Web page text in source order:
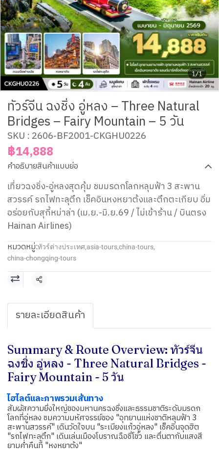
1/1
ทัวร์จีน ฉงชิ่ง อู่หลง – Three Natural
Bridges – Fairy Mountain – 5 วัน
SKU : 2606-BF2001-CKGHU0226
฿14,888
คำอธิบายสินค้าแบบย่อ
เที่ยวฉงชิ่ง-อู่หลงสุดคุ้ม ชมมรดกโลกหลุมฟ้า 3 สะพาน
สวรรค์ รถไฟทะลุตึก เช็คอินหงหยาต้งและตึกตะเกียบ อิ่ม
อร่อยกับสุกี้หม่าล่า (เม.ย.-มิ.ย.69 / ไม่เข้าร้าน / บินตรง
Hainan Airlines)
หมวดหมู่:ทัวร์ต่างประเทศ,asia-tours,china-tours,
china-chongqing-tours
แชร์
รายละเอียดสินค้า
Summary & Route Overview: ทัวร์จีน
ฉงชิ่ง อู่หลง - Three Natural Bridges -
Fairy Mountain - 5 วัน
ไฮไลต์และภาพรวมเส้นทาง
สัมผัสความยิ่งใหญ่ของมหานครฉงชิ่งและธรรมชาติระดับมรดก
โลกที่อู่หลง ชมความมหัศจรรย์ของ "อุทยานแห่งชาติหลุมฟ้า 3
สะพานสวรรค์" เดินวัดใจบน "ระเบียงแก้วอู่หลง" เช็คอินจุดฮิต
"รถไฟทะลุตึก" เดินเล่นเมืองโบราณฉือชี่โข่ว และตื่นตากับแสงสี
ยามค่ำคืนที่ "หงหยาต้ง"